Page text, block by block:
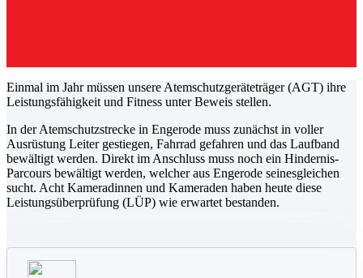
Einmal im Jahr müssen unsere Atemschutzgeräteträger (AGT) ihre
Leistungsfähigkeit und Fitness unter Beweis stellen.
In der Atemschutzstrecke in Engerode muss zunächst in voller
Ausrüstung Leiter gestiegen, Fahrrad gefahren und das Laufband
bewältigt werden. Direkt im Anschluss muss noch ein Hindernis-
Parcours bewältigt werden, welcher aus Engerode seinesgleichen
sucht. Acht Kameradinnen und Kameraden haben heute diese
Leistungsüberprüfung (LÜP) wie erwartet bestanden.